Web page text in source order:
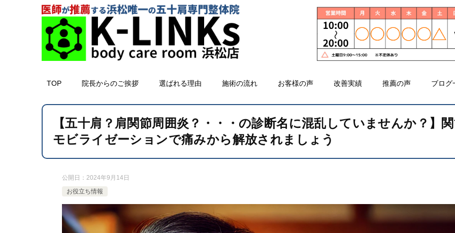
TOP 院長からのご挨拶 選ばれる理由 施術の流れ お客様の声 改善実績 推薦の声 ブログ
【五十肩？肩関節周囲炎？・・・の診断名に混乱していませんか？】
モビライゼーションで痛みから解放されましょう
公開日： 2024年9月14日
お役立ち情報